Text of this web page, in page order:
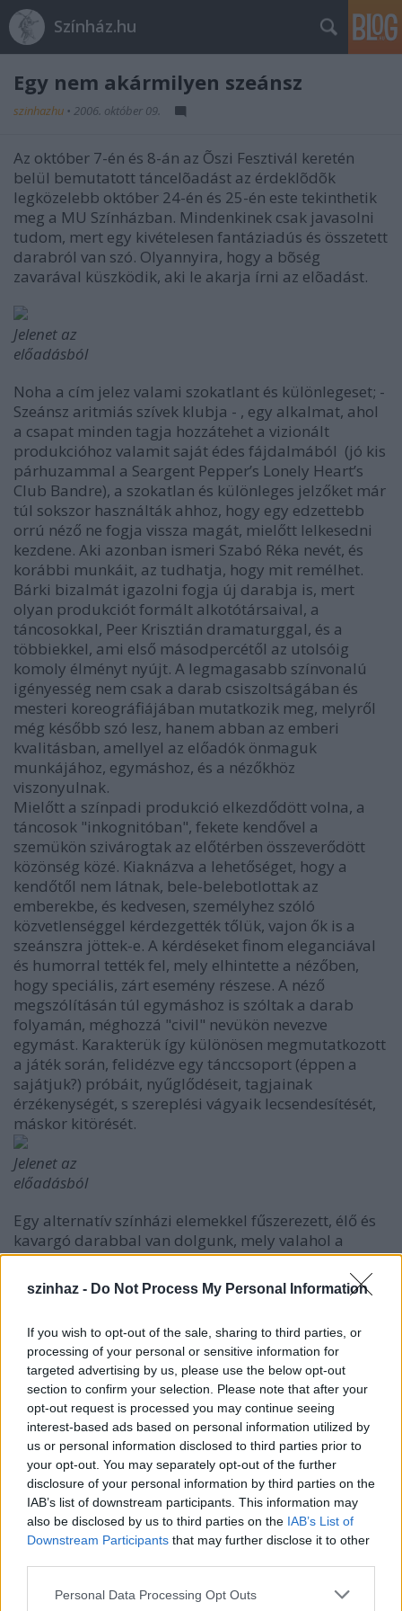
szinhaz - Do Not Process My Personal Information
If you wish to opt-out of the sale, sharing to third parties, or
processing of your personal or sensitive information for
targeted advertising by us, please use the below opt-out
section to confirm your selection. Please note that after your
opt-out request is processed you may continue seeing
interest-based ads based on personal information utilized by
us or personal information disclosed to third parties prior to
your opt-out. You may separately opt-out of the further
disclosure of your personal information by third parties on the
IAB’s list of downstream participants. This information may
also be disclosed by us to third parties on the IAB’s List of
Downstream Participants that may further disclose it to other
Please note that this website/app uses one or more Google
Personal Data Processing Opt Outs
Színház.hu
Egy nem akármilyen szeánsz
szinhazhu • 2006. október 09.
Az október 7-én és 8-án az Õszi Fesztivál keretén
belül bemutatott táncelõadást az érdeklõdõk
legközelebb október 24-én és 25-én este tekinthetik
meg a MU Színházban. Mindenkinek csak javasolni
tudom, mert egy kivételesen fantáziadús és összetett
darabról van szó. Olyannyira, hogy a bõség
zavarával küszködik, aki le akarja írni az elõadást.
Jelenet az
előadásból
Noha a cím jelez valami szokatlant és különlegeset; -
Szeánsz aritmiás szívek klubja - , egy alkalmat, ahol
a csapat minden tagja hozzátehet a vizionált
produkcióhoz valamit saját édes fájdalmából (jó kis
párhuzammal a Seargent Pepper’s Lonely Heart’s
Club Bandre), a szokatlan és különleges jelzőket már
túl sokszor használták ahhoz, hogy egy edzettebb
orrú néző ne fogja vissza magát, mielőtt lelkesedni
kezdene. Aki azonban ismeri Szabó Réka nevét, és
korábbi munkáit, az tudhatja, hogy mit remélhet.
Bárki bizalmát igazolni fogja új darabja is, mert
olyan produkciót formált alkotótársaival, a
táncosokkal, Peer Krisztián dramaturggal, és a
többiekkel, ami első másodpercétől az utolsóig
komoly élményt nyújt. A legmagasabb színvonalú
igényesség nem csak a darab csiszoltságában és
mesteri koreográfiájában mutatkozik meg, melyről
még később szó lesz, hanem abban az emberi
kvalitásban, amellyel az előadók önmaguk
munkájához, egymáshoz, és a nézőkhöz
viszonyulnak.
Mielőtt a színpadi produkció elkezdődött volna, a
táncosok "inkognitóban", fekete kendővel a
szemükön szivárogtak az előtérben összeverődött
közönség közé. Kiaknázva a lehetőséget, hogy a
kendőtől nem látnak, bele-belebotlottak az
emberekbe, és kedvesen, személyhez szóló
közvetlenséggel kérdezgették tőlük, vajon ők is a
szeánszra jöttek-e. A kérdéseket finom eleganciával
és humorral tették fel, mely elhintette a nézőben,
hogy speciális, zárt esemény részese. A néző
megszólításán túl egymáshoz is szóltak a darab
folyamán, méghozzá "civil" nevükön nevezve
egymást. Karakterük így különösen megmutatkozott
a játék során, felidézve egy tánccsoport (éppen a
sajátjuk?) próbáit, nyűglődéseit, tagjainak
érzékenységét, s szereplési vágyaik lecsendesítését,
máskor kitörését.
Jelenet az
előadásból
Egy alternatív színházi elemekkel fűszerezett, élő és
kavargó darabbal van dolgunk, mely valahol a
színház és a tánc határán áll. Beszéd helyett a
kommunikáció könnyebb, tisztább, költőibb
eszközei kapnak hangsúlyt benne: a metronóm, a
emberi hangadások, mint a levegő ki-befújása, a
kiáltás, a taps, melyekkel ügyesen bánva a
legkülönbözőbb lelkiállapotokat és egymásnak
közvetített üzeneteket fejezhetik ki. Ezek között
akadnak kifejezetten drámai pillanatokat teremtő
hangok is, de nagy részben dominál a humor. Az
egyik legviccesebb jelenetben két szereplő
hangosbemondót imitál, egyikük a masina, másikuk
a beszélő, és hangjukkal visszhangot keltenek.
Ugyanilyen szellemes az a rész, mikor egymást
utánozzák, és mint egy "add tovább" játék fut oda-